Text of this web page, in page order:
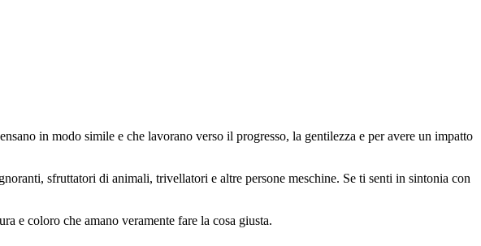
in modo simile e che lavorano verso il progresso, la gentilezza e per avere un impatto
sfruttatori di animali, trivellatori e altre persone meschine. Se ti senti in sintonia con
e coloro che amano veramente fare la cosa giusta.